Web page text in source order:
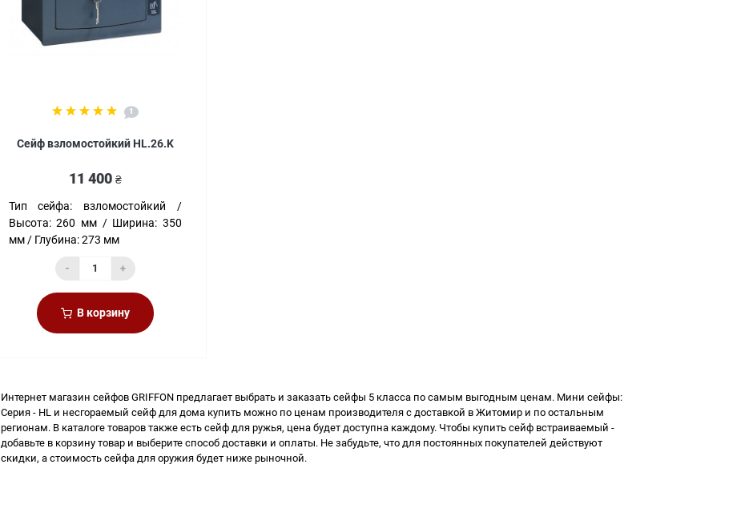
1
Сейф взломостойкий HL.26.K
11 400 ₴
Тип сейфа:
взломостойкий
Высота: 260 мм Ширина: 350
мм
Глубина: 273 мм
- +
В корзину
Интернет магазин сейфовGRIFFON предлагает выбрать и заказать сейфы 5 классапо самым выгодным ценам. Мини сейфы:
Серия - HL и несгораемый сейф для дома купитьможно по ценам производителя с доставкой в Житомир и по остальным
регионам. В каталоге товаров также есть сейф для ружья, ценабудет доступна каждому. Чтобы купить сейф встраиваемый -
добавьте в корзину товар и выберите способ доставки и оплаты. Не забудьте, что для постоянных покупателей действуют
скидки, а стоимость сейфа для оружиябудет ниже рыночной.